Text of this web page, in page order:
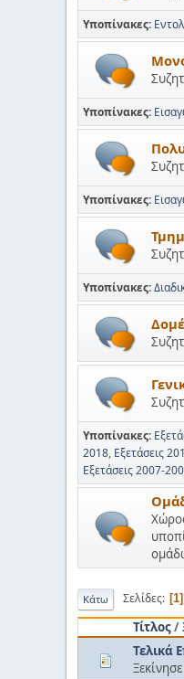
Υποπίνακες
Υποπίνακες
Υποπίνακες
Υποπίνακες
Υποπίνακες
2018 Εξετάσεις
Εξετάσεις 2007-
Κάτω Σελίδες 1
Τίτλος/
Τελικά